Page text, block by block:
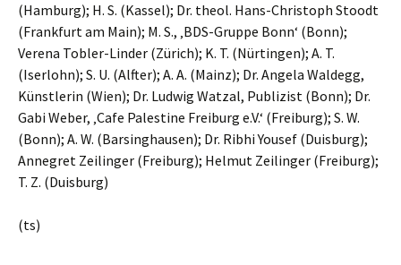
(Hamburg); H. S. (Kassel); Dr. theol. Hans-Christoph Stoodt
(Frankfurt am Main); M. S., ‚BDS-Gruppe Bonn‘ (Bonn);
Verena Tobler-Linder (Zürich); K. T. (Nürtingen); A. T.
(Iserlohn); S. U. (Alfter); A. A. (Mainz); Dr. Angela Waldegg,
Künstlerin (Wien); Dr. Ludwig Watzal, Publizist (Bonn); Dr.
Gabi Weber, ‚Cafe Palestine Freiburg e.V.‘ (Freiburg); S. W.
(Bonn); A. W. (Barsinghausen); Dr. Ribhi Yousef (Duisburg);
Annegret Zeilinger (Freiburg); Helmut Zeilinger (Freiburg);
T. Z. (Duisburg)
(ts)